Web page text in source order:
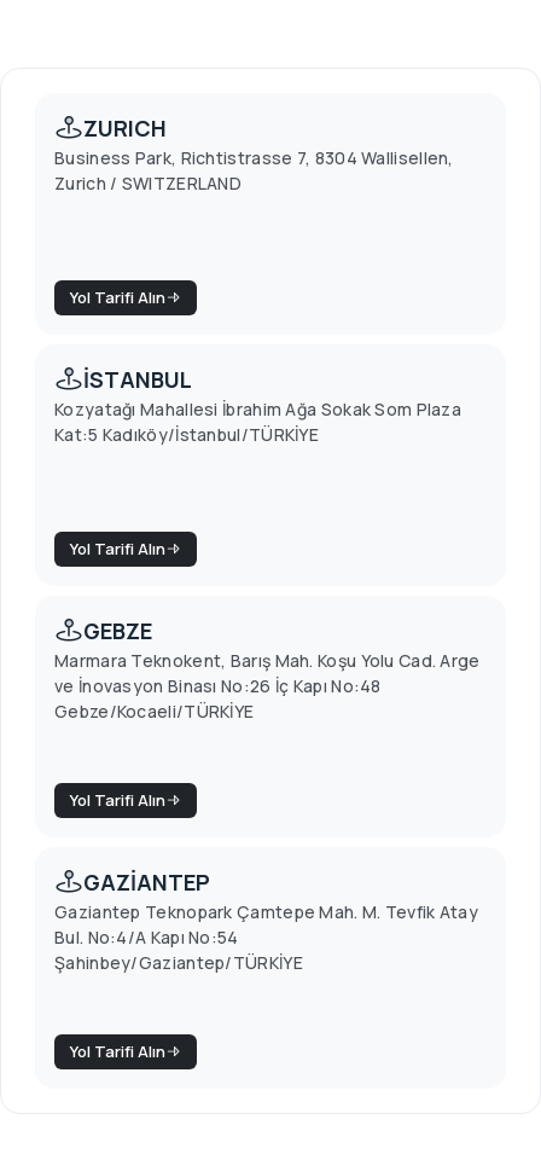
ZURICH
Business Park, Richtistrasse 7, 8304 Wallisellen,
Zurich / SWITZERLAND
Yol Tarifi Alın
İSTANBUL
Kozyatağı Mahallesi İbrahim Ağa Sokak Som Plaza
Kat:5 Kadıköy/İstanbul/TÜRKİYE
Yol Tarifi Alın
GEBZE
Marmara Teknokent, Barış Mah. Koşu Yolu Cad. Arge
ve İnovasyon Binası No:26 İç Kapı No:48
Gebze/Kocaeli/TÜRKİYE
Yol Tarifi Alın
GAZİANTEP
Gaziantep Teknopark Çamtepe Mah. M. Tevfik Atay
Bul. No:4/A Kapı No:54
Şahinbey/Gaziantep/TÜRKİYE
Yol Tarifi Alın